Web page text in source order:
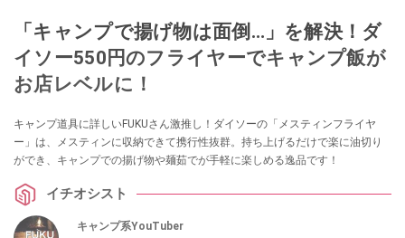
「キャンプで揚げ物は面倒…」を解決！ダ
イソー550円のフライヤーでキャンプ飯が
お店レベルに！
キャンプ道具に詳しいFUKUさん激推し！ダイソーの「メスティンフライヤ
ー」は、メスティンに収納できて携行性抜群。持ち上げるだけで楽に油切り
ができ、キャンプでの揚げ物や麺茹でが手軽に楽しめる逸品です！
イチオシスト
キャンプ系YouTuber